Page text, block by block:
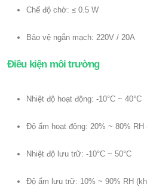
Chế độ chờ: ≤ 0.5 W
Bảo vệ ngắn mạch: 220V / 20A
Điều kiện môi trường
Nhiệt độ hoạt động: -10°C ~ 40°C
Độ ẩm hoạt động: 20% ~ 80% RH
Nhiệt độ lưu trữ: -10°C ~ 50°C
Độ ẩm lưu trữ: 10% ~ 90% RH